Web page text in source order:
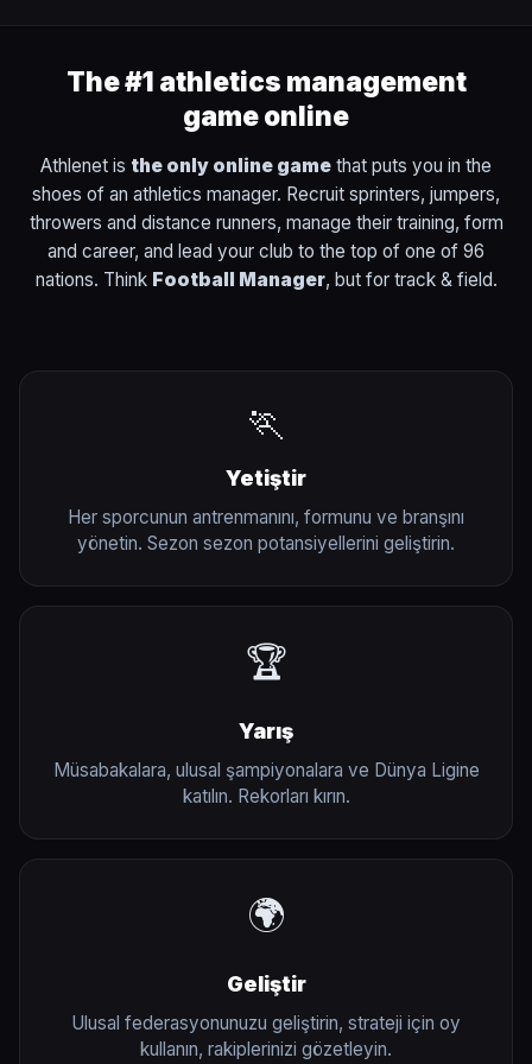
The #1 athletics management
game online
Athlenet is the only online game that puts you in the
shoes of an athletics manager. Recruit sprinters, jumpers,
throwers and distance runners, manage their training, form
and career, and lead your club to the top of one of 96
nations. Think Football Manager, but for track & field.
🏃
Yetiştir
Her sporcunun antrenmanını, formunu ve branşını
yönetin. Sezon sezon potansiyellerini geliştirin.
🏆
Yarış
Müsabakalara, ulusal şampiyonalara ve Dünya Ligine
katılın. Rekorları kırın.
🌍
Geliştir
Ulusal federasyonunuzu geliştirin, strateji için oy
kullanın, rakiplerinizi gözetleyin.